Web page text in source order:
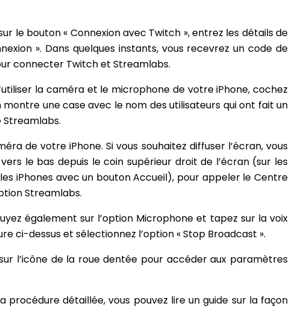
le bouton « Connexion avec Twitch », entrez les détails de
». Dans quelques instants, vous recevrez un code de
connecter Twitch et Streamlabs.
la caméra et le microphone de votre iPhone, cochez
une case avec le nom des utilisateurs qui ont fait un
de votre iPhone. Si vous souhaitez diffuser l’écran, vous
le bas depuis le coin supérieur droit de l’écran (sur les
iPhones avec un bouton Accueil), pour appeler le Centre
Streamlabs.
également sur l’option Microphone et tapez sur la voix
ci-dessus et sélectionnez l’option « Stop Broadcast ».
l’icône de la roue dentée pour accéder aux paramètres
procédure détaillée, vous pouvez lire un guide sur la façon